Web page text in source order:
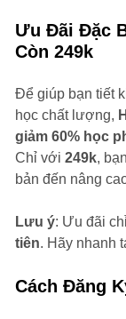
Ưu Đãi Đặc
Còn 249k
Để giúp bạn tiết
học chất lượng,
giảm 60% học
Chỉ với 249k,
bản đến nâng
Lưu ý: Ưu đãi
tiên. Hãy nhanh
Cách Đăng